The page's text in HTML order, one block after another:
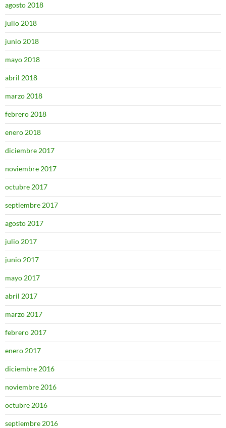
agosto 2018
julio 2018
junio 2018
mayo 2018
abril 2018
marzo 2018
febrero 2018
enero 2018
diciembre 2017
noviembre 2017
octubre 2017
septiembre 2017
agosto 2017
julio 2017
junio 2017
mayo 2017
abril 2017
marzo 2017
febrero 2017
enero 2017
diciembre 2016
noviembre 2016
octubre 2016
septiembre 2016